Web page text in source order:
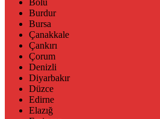
Bolu
Burdur
Bursa
Çanakkale
Çankırı
Çorum
Denizli
Diyarbakır
Düzce
Edirne
Elazığ